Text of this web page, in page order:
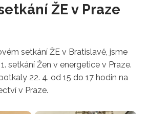
ŽE v Praze
setkání ŽE v Bratislavě, jsme
setkání Žen v energetice v Praze.
22. 4. od 15 do 17 hodin na
v Praze.